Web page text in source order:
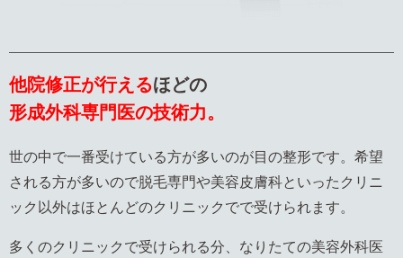
他院修正が行えるほどの
形成外科専門医の技術力。
世の中で一番受けている方が多いのが目の整形です。希望
される方が多いので脱毛専門や美容皮膚科といったクリニ
ック以外はほとんどのクリニックでで受けられます。
多くのクリニックで受けられる分、なりたての美容外科医